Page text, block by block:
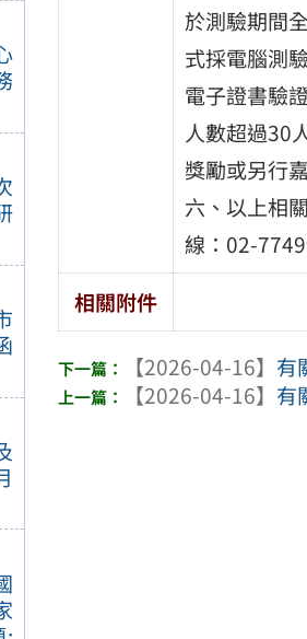
於測驗期間
式採電腦測
電子證書驗
人數超過30
獎勵或另行
六、以上相
線：02-
相關附件
【2026-04-16】 有
【2026-04-16】 有